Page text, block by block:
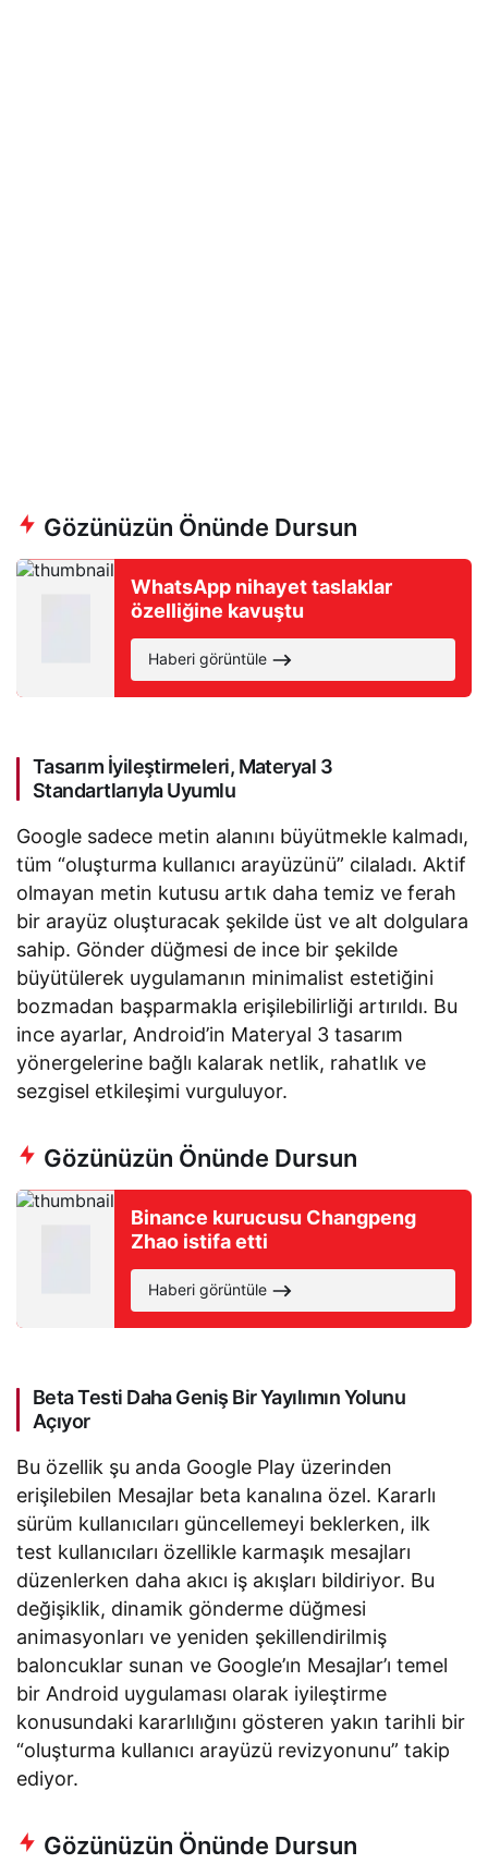
Gözünüzün Önünde Dursun
WhatsApp nihayet taslaklar
özelliğine kavuştu
Haberi görüntüle
Tasarım İyileştirmeleri, Materyal 3
Standartlarıyla Uyumlu
Google sadece metin alanını büyütmekle kalmadı,
tüm “oluşturma kullanıcı arayüzünü” cilaladı. Aktif
olmayan metin kutusu artık daha temiz ve ferah
bir arayüz oluşturacak şekilde üst ve alt dolgulara
sahip. Gönder düğmesi de ince bir şekilde
büyütülerek uygulamanın minimalist estetiğini
bozmadan başparmakla erişilebilirliği artırıldı. Bu
ince ayarlar, Android’in Materyal 3 tasarım
yönergelerine bağlı kalarak netlik, rahatlık ve
sezgisel etkileşimi vurguluyor.
Gözünüzün Önünde Dursun
Binance kurucusu Changpeng
Zhao istifa etti
Haberi görüntüle
Beta Testi Daha Geniş Bir Yayılımın Yolunu
Açıyor
Bu özellik şu anda Google Play üzerinden
erişilebilen Mesajlar beta kanalına özel. Kararlı
sürüm kullanıcıları güncellemeyi beklerken, ilk
test kullanıcıları özellikle karmaşık mesajları
düzenlerken daha akıcı iş akışları bildiriyor. Bu
değişiklik, dinamik gönderme düğmesi
animasyonları ve yeniden şekillendirilmiş
baloncuklar sunan ve Google’ın Mesajlar’ı temel
bir Android uygulaması olarak iyileştirme
konusundaki kararlılığını gösteren yakın tarihli bir
“oluşturma kullanıcı arayüzü revizyonunu” takip
ediyor.
Gözünüzün Önünde Dursun